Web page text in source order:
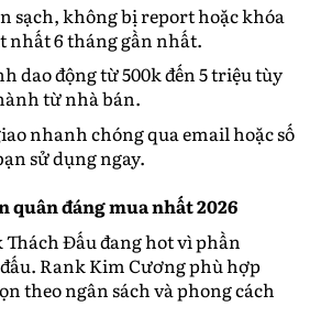
sạch, không bị report hoặc khóa
6 tháng gần nhất.
dao động từ 500k đến 5 triệu tùy
từ nhà bán.
nhanh chóng qua email hoặc số
sử dụng ngay.
đáng mua nhất 2026
Đấu đang hot vì phần
Rank Kim Cương phù hợp
theo ngân sách và phong cách